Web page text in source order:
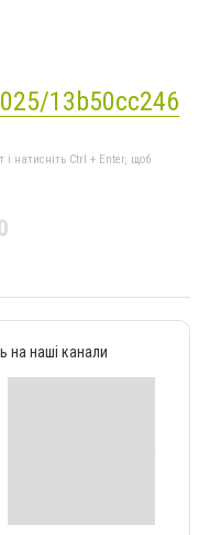
13b50cc246
натисніть Ctrl + Enter, щоб
на наші канали